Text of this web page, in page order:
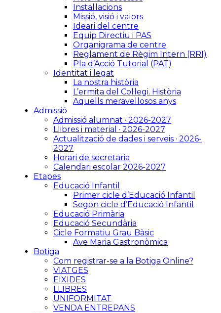
Instal·lacions
Missió, visió i valors
Ideari del centre
Equip Directiu i PAS
Organigrama de centre
Reglament de Règim Intern (RRI)
Pla d’Acció Tutorial (PAT)
Identitat i legat
La nostra història
L’ermita del Col·legi. Història
Aquells meravellosos anys
Admissió
Admissió alumnat · 2026-2027
Llibres i material · 2026-2027
Actualització de dades i serveis · 2026-
2027
Horari de secretaria
Calendari escolar 2026-2027
Etapes
Educació Infantil
Primer cicle d’Educació Infantil
Segon cicle d’Educació Infantil
Educació Primària
Educació Secundària
Cicle Formatiu Grau Bàsic
Ave Maria Gastronòmica
Botiga
Com registrar-se a la Botiga Online?
VIATGES
EIXIDES
LLIBRES
UNIFORMITAT
VENDA ENTREPANS